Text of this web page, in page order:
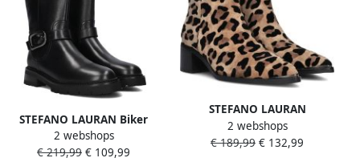
STEFANO LAURAN Biker
Boots Dames Pe2052 Maat:
37 Materiaal: Leer Kleur:
2 webshops
€ 219,99 € 109,99
STEFANO LAURAN
Enkellaarsjes Dames Pe2023
Maat: 40 Materiaal: Suède
2 webshops
€ 189,99 € 132,99